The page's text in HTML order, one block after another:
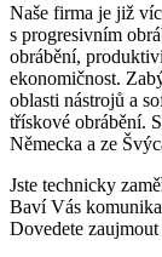
Naše firma je již
s progresivním
obrábění,
ekonomičnost.
oblasti nástrojů a
třískové obrábění.
Německa a ze
Jste technicky
Baví Vás
Dovedete zaujmout